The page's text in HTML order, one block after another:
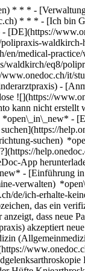
* * * -
* * * - [Ich bin
- [DE](https://
medical-
eq8/
it/
-
![](https://
kann nicht erstellt
-
suchen)
App
- [Einführung
und Kinderarztpraxis), Medizinische Praxis in Waldkirch")](https://assets.onedoc.ch/images/entities/e09520f901d7015f03aad0b81c86043759acbd76b93e4f7dffc34933aa2ab8a6.png)[![Polipraxis Waldkirch (Hausarzt- und Kinderarztpraxis), Medizinische Praxis in Waldkirch](https://assets.onedoc.ch/images/entities/3e654a6be2f706ecf28d84057bb76cdc886c6bc080a41dd2713b3a966610f1a3-small.png "Polipraxis Waldkirch (Hausarzt- und Kinderarztpraxis), Medizinische Praxis in Waldkirch")](https://assets.onedoc.ch/images/entities/3e654a6be2f706ecf28d84057bb76cdc886c6bc080a41dd2713b3a966610f1a3.png)[![Polipraxis Waldkirch (Hausarzt- und Kinderarztpraxis), Medizinische Praxis in Waldkirch](https://assets.onedoc.ch/images/entities/aff0ce2aa530a17c379fc3c98abf12b2496c3a45a1aae15c6b93055a897c5c13-small.png "Polipraxis Waldkirch (Hausarzt- und Kinderarztpraxis), Medizinische Praxis in Waldkirch")](https://assets.onedoc.ch/images/entities/aff0ce2aa530a17c379fc3c98abf12b2496c3a45a1aae15c6b93055a897c5c13.png) ![Personengruppe-Symbol, das die Liste der in der Praxis tätigen Fachpersonen ankündigt](https://www.onedoc.ch/assets/images/icons/team.svg) ### Team Hausärzte (Allgemeinmedizin) [![Thomas Ammann, Hausarzt (Allgemeinmedizin) in Waldkirch](https://assets.onedoc.ch/images/users/6946c377636f517d1b8ff6c0e74c5557dae8c0e98dfbd0c55e188db882f7c5cf-small.png "Thomas Ammann, Hausarzt (Allgemeinmedizin) in Waldkirch") \ __Dr. med. Thomas Ammann__](https://www.onedoc.ch/de/hausarzt-allgemeinmedizin/waldkirch/pri/dr-med-thomas-ammann) [![Flämig Livia, Hausärztin (Allgemeinmedizinerin) in Waldkirch](https://assets.onedoc.ch/images/users/9a32241767bbb65cc4d21731b128fe7604ce8ee8f13b4859cabc8a8b4d5a1a17-small.png "Flämig Livia, Hausärztin (Allgemeinmedizinerin) in Waldkirch") \